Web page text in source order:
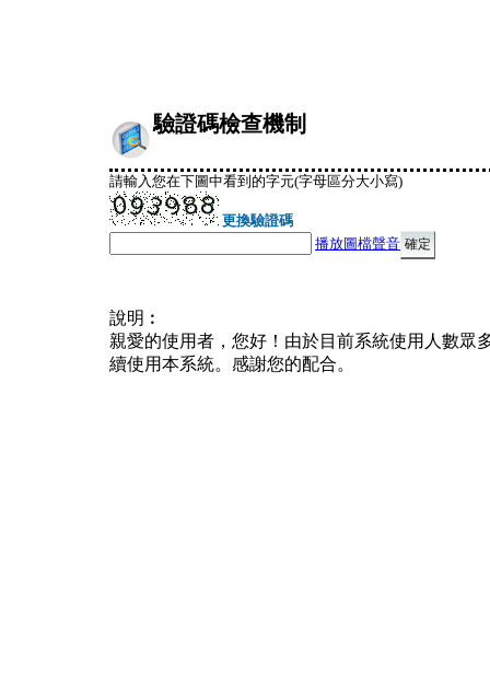
驗證碼檢查機制
請輸入您在下圖中看到的字元(字母區分大小寫)
更換驗證碼
播放圖檔聲音
說明︰
親愛的使用者，您好！由於目前系統使用人數眾
續使用本系統。感謝您的配合。